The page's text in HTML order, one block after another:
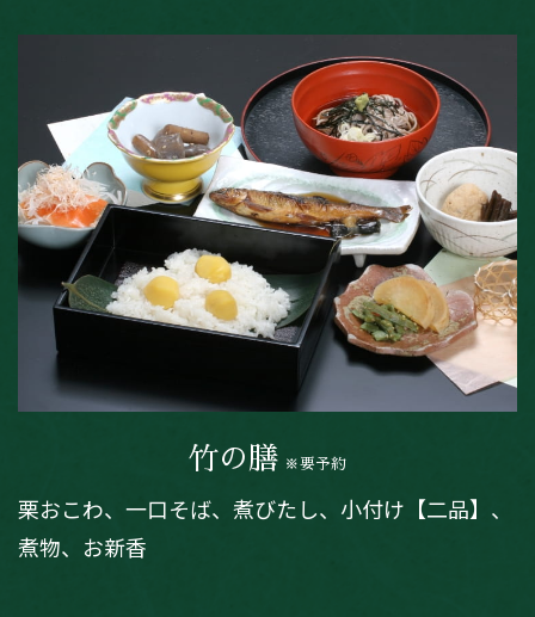
竹の膳 ※要予約
栗おこわ、一口そば、煮びたし、小付け【二品】、
煮物、お新香